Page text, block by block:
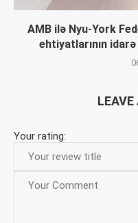
AMB ilə Nyu-York
ehtiyatlarının
Your rating: